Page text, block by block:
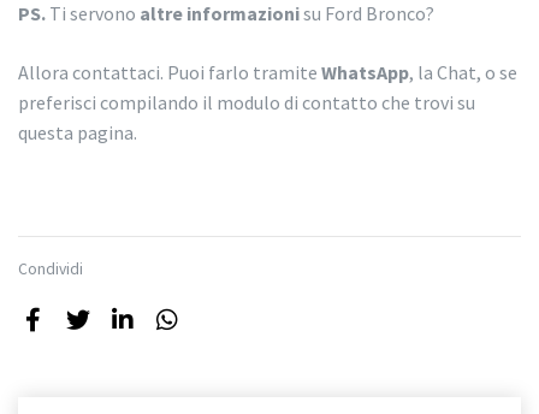
PS. Ti servono altre informazionisu Ford Bronco?
Allora contattaci. Puoi farlo tramite WhatsApp, la Chat, o se
preferisci compilando il modulo di contatto che trovi su
questa pagina.
Condividi